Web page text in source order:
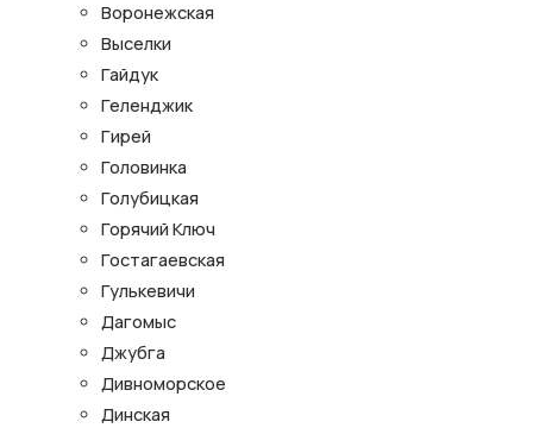
Воронежская
Выселки
Гайдук
Геленджик
Гирей
Головинка
Голубицкая
Горячий Ключ
Гостагаевская
Гулькевичи
Дагомыс
Джубга
Дивноморское
Динская